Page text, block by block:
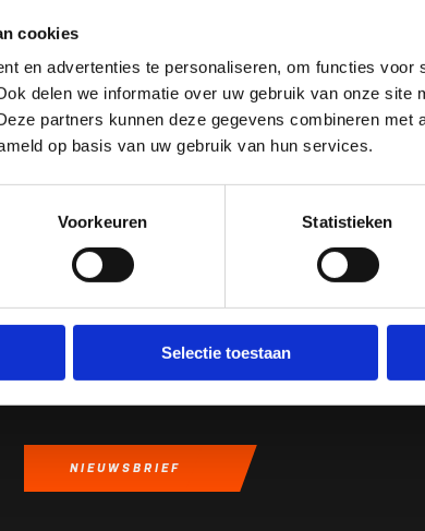
cookies
en advertenties te personaliseren, om functies voor
delen we informatie over uw gebruik van onze site
partners kunnen deze gegevens combineren met
op basis van uw gebruik van hun services.
Voorkeuren Statistieken
Selectie toestaan
WTPS en WTCS in Japan
2 3 4 8 9
Onze nieuwsberichten, voor jou op een rij gezet.
evenementen, achtergronden uit de sport en
NIEUWSBRIEF